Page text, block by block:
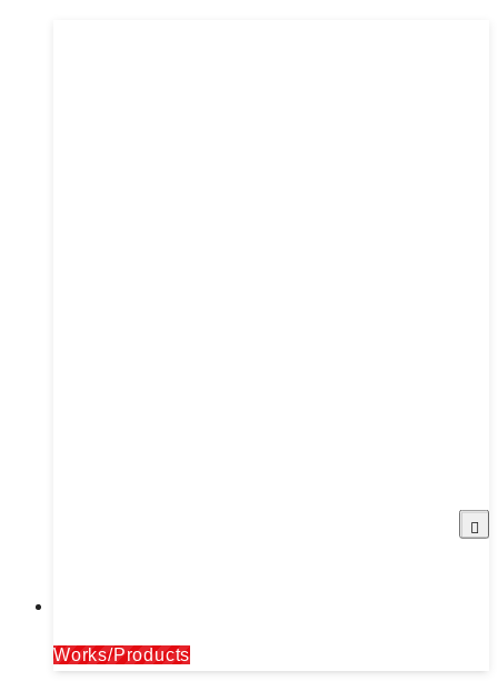
Works/Products